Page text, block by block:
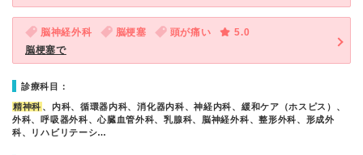
脳神経外科 脳梗塞 頭が痛い
5.0
脳梗塞で
診療科目：
精神科 、内科、循環器内科、消化器内科、神経内科、緩和ケア（ホスピス）、
外科、呼吸器外科、心臓血管外科、乳腺科、脳神経外科、整形外科、形成外
科、リハビリテーシ…